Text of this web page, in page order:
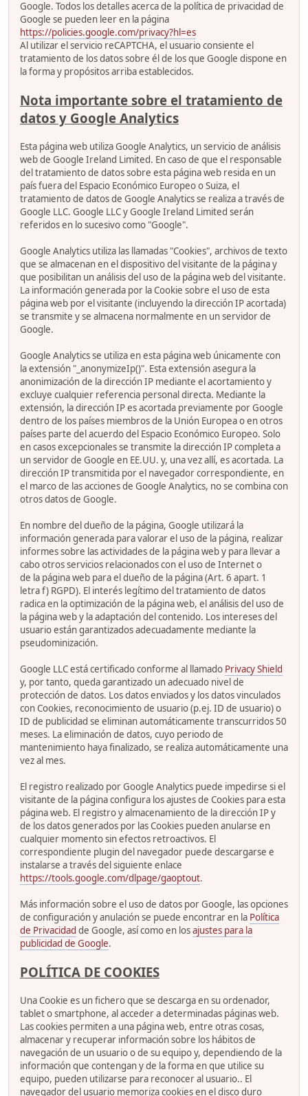
Google. Todos los detalles acerca de la política de privacidad de
Google se pueden leer en la página
https://policies.google.com/privacy?hl=es
Al utilizar el servicio reCAPTCHA, el usuario consiente el
tratamiento de los datos sobre él de los que Google dispone en
la forma y propósitos arriba establecidos.
Nota importante sobre el tratamiento de
datos y Google Analytics
Esta página web utiliza Google Analytics, un servicio de análisis
web de Google Ireland Limited. En caso de que el responsable
del tratamiento de datos sobre esta página web resida en un
país fuera del Espacio Económico Europeo o Suiza, el
tratamiento de datos de Google Analytics se realiza a través de
Google LLC. Google LLC y Google Ireland Limited serán
referidos en lo sucesivo como "Google".
Google Analytics utiliza las llamadas "Cookies", archivos de texto
que se almacenan en el dispositivo del visitante de la página y
que posibilitan un análisis del uso de la página web del visitante.
La información generada por la Cookie sobre el uso de esta
página web por el visitante (incluyendo la dirección IP acortada)
se transmite y se almacena normalmente en un servidor de
Google.
Google Analytics se utiliza en esta página web únicamente con
la extensión "_anonymizeIp()". Esta extensión asegura la
anonimización de la dirección IP mediante el acortamiento y
excluye cualquier referencia personal directa. Mediante la
extensión, la dirección IP es acortada previamente por Google
dentro de los países miembros de la Unión Europea o en otros
países parte del acuerdo del Espacio Económico Europeo. Solo
en casos excepcionales se transmite la dirección IP completa a
un servidor de Google en EE.UU. y, una vez allí, es acortada. La
dirección IP transmitida por el navegador correspondiente, en
el marco de las acciones de Google Analytics, no se combina con
otros datos de Google.
En nombre del dueño de la página, Google utilizará la
información generada para valorar el uso de la página, realizar
informes sobre las actividades de la página web y para llevar a
cabo otros servicios relacionados con el uso de Internet o
de la página web para el dueño de la página (Art. 6 apart. 1
letra f) RGPD). El interés legítimo del tratamiento de datos
radica en la optimización de la página web, el análisis del uso de
la página web y la adaptación del contenido. Los intereses del
usuario están garantizados adecuadamente mediante la
pseudominización.
Google LLC está certificado conforme al llamado Privacy Shield
y, por tanto, queda garantizado un adecuado nivel de
protección de datos. Los datos enviados y los datos vinculados
con Cookies, reconocimiento de usuario (p.ej. ID de usuario) o
ID de publicidad se eliminan automáticamente transcurridos 50
meses. La eliminación de datos, cuyo periodo de
mantenimiento haya finalizado, se realiza automáticamente una
vez al mes.
El registro realizado por Google Analytics puede impedirse si el
visitante de la página configura los ajustes de Cookies para esta
página web. El registro y almacenamiento de la dirección IP y
de los datos generados por las Cookies pueden anularse en
cualquier momento sin efectos retroactivos. El
correspondiente plugin del navegador puede descargarse e
instalarse a través del siguiente enlace
https://tools.google.com/dlpage/gaoptout.
Más información sobre el uso de datos por Google, las opciones
de configuración y anulación se puede encontrar en la Política
de Privacidad de Google, así como en losajustes para la
publicidad de Google.
POLÍTICA DE COOKIES
Una Cookie es un fichero que se descarga en su ordenador,
tablet o smartphone, al acceder a determinadas páginas web.
Las cookies permiten a una página web, entre otras cosas,
almacenar y recuperar información sobre los hábitos de
navegación de un usuario o de su equipo y, dependiendo de la
información que contengan y de la forma en que utilice su
equipo, pueden utilizarse para reconocer al usuario.. El
navegador del usuario memoriza cookies en el disco duro